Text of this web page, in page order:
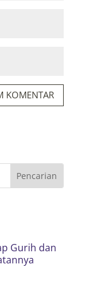
KOMENTAR
Gurih dan